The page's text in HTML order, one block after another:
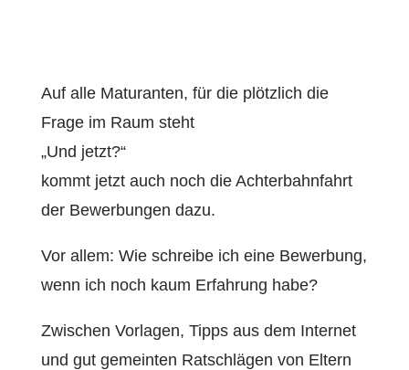
Auf alle Maturanten, für die plötzlich die
Frage im Raum steht
„Und jetzt?“
kommt jetzt auch noch die Achterbahnfahrt
der Bewerbungen dazu.
Vor allem: Wie schreibe ich eine Bewerbung,
wenn ich noch kaum Erfahrung habe?
Zwischen Vorlagen, Tipps aus dem Internet
und gut gemeinten Ratschlägen von Eltern